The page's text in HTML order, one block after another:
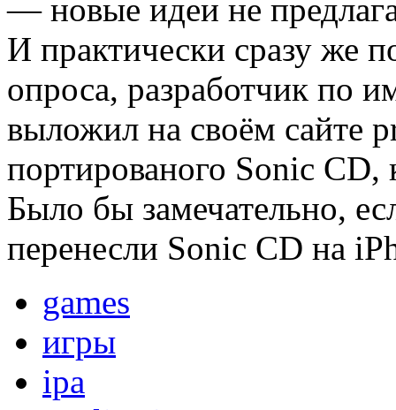
— новые идеи не
И практически сразу же
опроса, разработчик по
выложил на своём сайте
портированого Sonic CD,
Было бы замечательно,
перенесли Sonic CD на
games
игры
ipa